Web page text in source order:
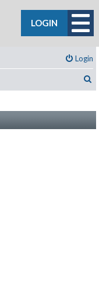
LOGIN
Login